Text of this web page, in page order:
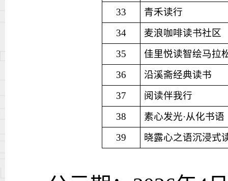
33
青禾读行
34
麦浪咖啡读书社区
35
佳里悦读智绘马拉
36
沿溪斋经典读书
37
阅读伴我行
38
素心发光·从化书语
39
晓露心之语沉浸式